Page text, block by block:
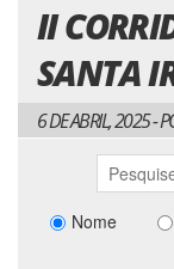
II
SANTA
6 DE ABRIL, 2025 -
Nome